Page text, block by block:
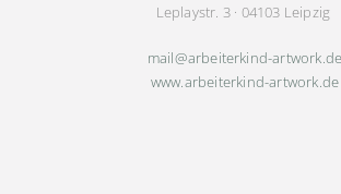
Leplaystr. 3 · 04103 Leipzig
mail@arbeiterkind-artwork.de
www.arbeiterkind-artwork.de